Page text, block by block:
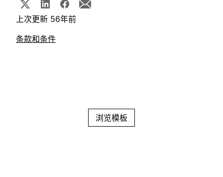
上次更新 56年前
条款和条件
浏览模板